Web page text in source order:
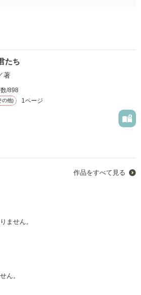
たち
著
/898
の他) 1ページ
作品をすべて見る
ません。
ん。